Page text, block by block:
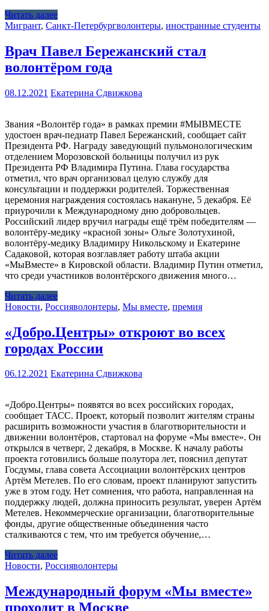
Читать далее
Мигрант, Санкт-Петербургволонтеры, иностранные студенты
Врач Павел Бережанский стал
волонтёром года
08.12.2021 Екатерина Сдвижкова
Звания «Волонтёр года» в рамках премии #МЫВМЕСТЕ
удостоен врач-педиатр Павел Бережанский, сообщает сайт
Президента РФ. Награду заведующий пульмонологическим
отделением Морозовской больницы получил из рук
Президента РФ Владимира Путина. Глава государства
отметил, что врач организовал целую службу для
консультации и поддержки родителей. Торжественная
церемония награждения состоялась накануне, 5 декабря. Её
приурочили к Международному дню добровольцев.
Российский лидер вручил награды ещё трём победителям —
волонтёру-медику «красной зоны» Ольге Золотухиной,
волонтёру-медику Владимиру Никольскому и Екатерине
Садаковой, которая возглавляет работу штаба акции
«МыВместе» в Кировской области. Владимир Путин отметил,
что среди участников волонтёрского движения много…
Читать далее
Новости, Россияволонтеры, Мы вместе, премия
«Добро.Центры» откроют во всех
городах России
06.12.2021 Екатерина Сдвижкова
«Добро.Центры» появятся во всех российских городах,
сообщает ТАСС. Проект, который позволит жителям страны
расширить возможности участия в благотворительности и
движении волонтёров, стартовал на форуме «Мы вместе». Он
открылся в четверг, 2 декабря, в Москве. К началу работы
проекта готовились больше полутора лет, пояснил депутат
Госдумы, глава совета Ассоциации волонтёрских центров
Артём Метелев. По его словам, проект планируют запустить
уже в этом году. Нет сомнения, что работа, направленная на
поддержку людей, должна приносить результат, уверен Артём
Метелев. Некоммерческие организации, благотворительные
фонды, другие общественные объединения часто
сталкиваются с тем, что им требуется обучение,…
Читать далее
Новости, Россияволонтеры
Международный форум «Мы вместе»
проходит в Москве